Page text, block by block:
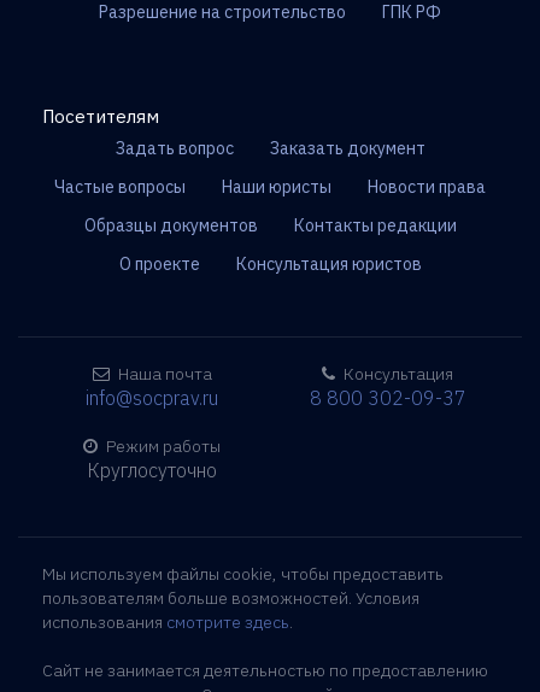
Разрешение на строительство
ГПК РФ
Посетителям
Задать вопрос
Заказать документ
Частые вопросы
Наши юристы
Новости права
Образцы документов
Контакты редакции
О проекте
Консультация юристов
Наша почта
info@socprav.ru
Режим работы
Круглосуточно
Консультация
8 800 302-09-37
Мы используем файлы cookie, чтобы предоставить
пользователям больше возможностей. Условия
использования смотрите здесь.
Сайт не занимается деятельностью по предоставлению